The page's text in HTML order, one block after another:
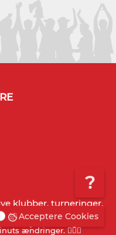
?
klubber, turneringer,
2011-2026
er vejledende og TV
ændringer. 🤷🏻‍♂️
Acceptere Cookies